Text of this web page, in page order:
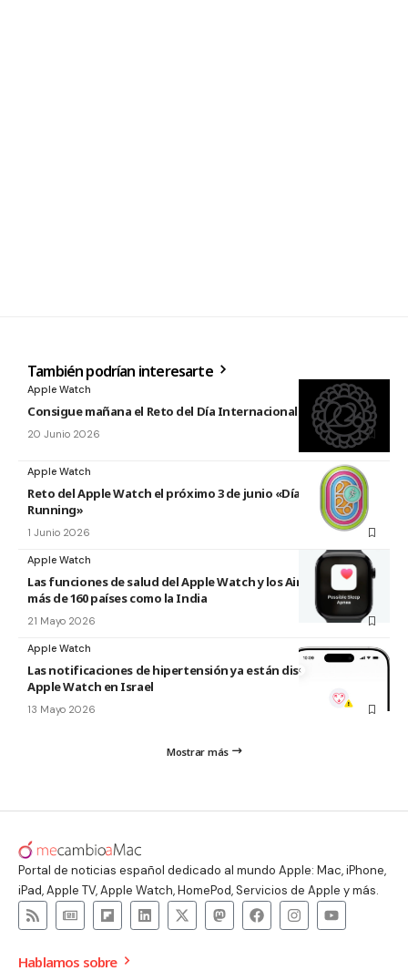
También podrían interesarte
Apple Watch
Consigue mañana el Reto del Día Internacional del Yoga 2026
20 Junio 2026
Apple Watch
Reto del Apple Watch el próximo 3 de junio «Día Mundial del
Running»
1 Junio 2026
Apple Watch
Las funciones de salud del Apple Watch y los AirPods llegan a
más de 160 países como la India
21 Mayo 2026
Apple Watch
Las notificaciones de hipertensión ya están disponibles en el
Apple Watch en Israel
13 Mayo 2026
Mostrar más
Portal de noticias español dedicado al mundo Apple: Mac, iPhone,
iPad, Apple TV, Apple Watch, HomePod, Servicios de Apple y más.
Hablamos sobre